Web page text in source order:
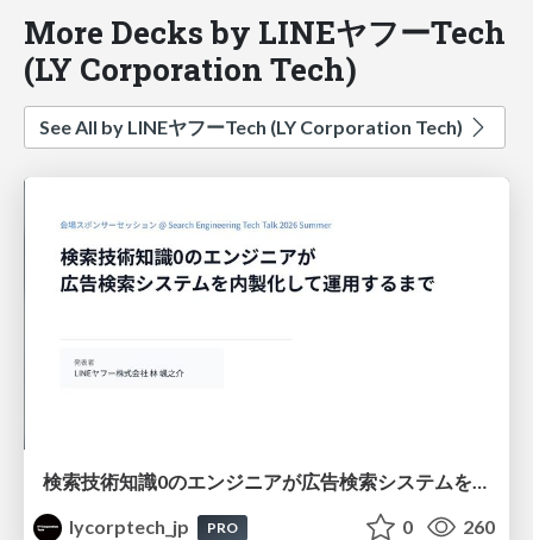
More Decks by LINEヤフーTech
(LY Corporation Tech)
See All by LINEヤフーTech (LY Corporation Tech)
検索技術知識0のエンジニアが広告検索システムを内製化して運用するまで
lycorptech_jp
PRO 0 260